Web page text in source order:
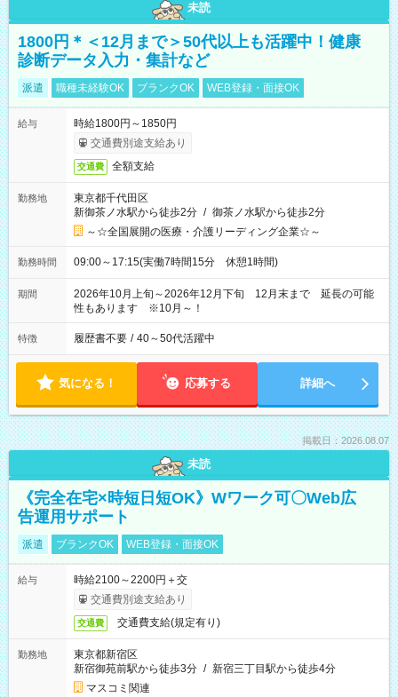
未読
1800円＊＜12月まで＞50代以上も活躍中！健康
診断データ入力・集計など
派遣 職種未経験OK ブランクOK WEB登録・面接OK
給与
時給1800円～1850円
交通費別途支給あり
交通費 全額支給
勤務地
東京都千代田区
新御茶ノ水駅から徒歩2分 / 御茶ノ水駅から徒歩2分
～☆全国展開の医療・介護リーディング企業☆～
勤務時間 09:00～17:15(実働7時間15分 休憩1時間)
期間
2026年10月上旬～2026年12月下旬 12月末まで 延長の可能
性もあります ※10月～！
特徴 履歴書不要 / 40～50代活躍中
気になる！ 応募する 詳細へ
掲載日：2026.08.07
未読
《完全在宅×時短日短OK》Wワーク可〇Web広
告運用サポート
派遣 ブランクOK WEB登録・面接OK
給与
時給2100～2200円＋交
交通費別途支給あり
交通費 交通費支給(規定有り)
勤務地
東京都新宿区
新宿御苑前駅から徒歩3分 / 新宿三丁目駅から徒歩4分
マスコミ関連